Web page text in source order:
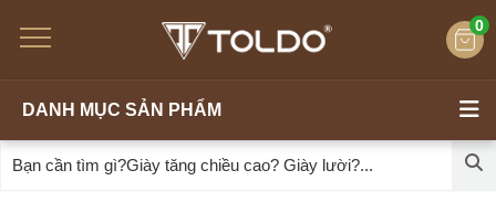
0
DANH MỤC SẢN PHẨM